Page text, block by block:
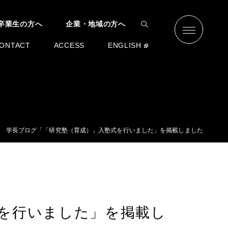
業生の方へ 企業・地域の方へ
ACCESS ENGLISH
学長ブログ「「研究塾（育成）」入塾式を行いました」を掲載しました
行いました」を掲載し